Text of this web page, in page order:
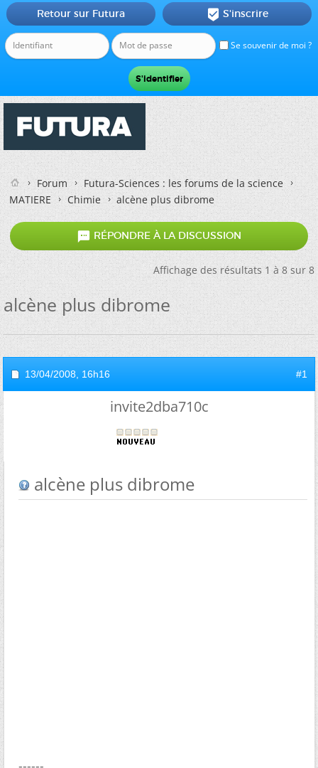
Se souvenir de moi ?
Retour sur Futura  S'inscrire
Forum
Futura-Sciences : les forums de la science
MATIERE
Chimie alcène plus dibrome
 RÉPONDRE À LA DISCUSSION
Affichage des résultats 1 à 8 sur 8
alcène plus dibrome
13/04/2008, 16h16 #1
invite2dba710c
alcène plus dibrome